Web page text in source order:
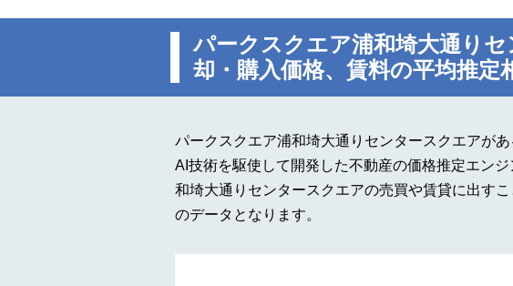
パークスクエア浦和埼大通り
却・購入価格、賃料の平均推定
パークスクエア浦和埼大通りセンタースクエアが
AI技術を駆使して開発した不動産の価格推定エン
和埼大通りセンタースクエアの売買や賃貸に出す
のデータとなります。